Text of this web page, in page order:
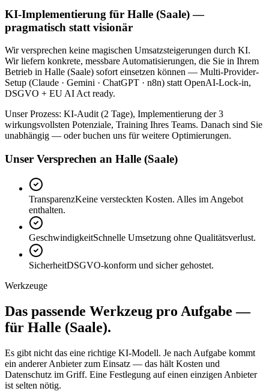
KI-Implementierung für Halle (Saale) —
pragmatisch statt visionär
Wir versprechen keine magischen Umsatzsteigerungen durch KI.
Wir liefern konkrete, messbare Automatisierungen, die Sie in Ihrem
Betrieb in Halle (Saale) sofort einsetzen können — Multi-Provider-
Setup (Claude · Gemini · ChatGPT · n8n) statt OpenAI-Lock-in,
DSGVO + EU AI Act ready.
Unser Prozess: KI-Audit (2 Tage), Implementierung der 3
wirkungsvollsten Potenziale, Training Ihres Teams. Danach sind Sie
unabhängig — oder buchen uns für weitere Optimierungen.
Unser Versprechen an Halle (Saale)
TransparenzKeine versteckten Kosten. Alles im Angebot
enthalten.
GeschwindigkeitSchnelle Umsetzung ohne Qualitätsverlust.
SicherheitDSGVO-konform und sicher gehostet.
Werkzeuge
Das passende Werkzeug pro Aufgabe —
für Halle (Saale).
Es gibt nicht das eine richtige KI-Modell. Je nach Aufgabe kommt
ein anderer Anbieter zum Einsatz — das hält Kosten und
Datenschutz im Griff. Eine Festlegung auf einen einzigen Anbieter
ist selten nötig.